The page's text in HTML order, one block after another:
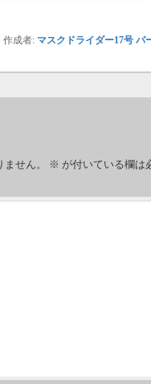
作成者: マスクドライダー17号 パ
せん。 ※ が付いている欄は